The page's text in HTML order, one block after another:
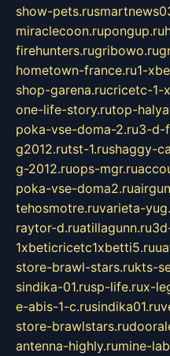
show-pets.ru
miraclecoon.rupongup.ru
firehunters.rugribowo.ru
hometown-france.ru1-
shop-garena.rucricetc-1-
one-life-story.rutop-
poka-vse-doma-2.ru3-d-
g2012.rutst-1.rushaggy-
g-2012.ruops-mgr.ru
poka-vse-doma2.ru
tehosmotre.ruvarieta-
raytor-d.ruatillagunn.ru
1xbeticricetc1xbetti5.ru
store-brawl-stars.rukts-
sindika-01.rusp-life.rux-
e-abis-1-c.rusindika01.ru
store-brawlstars.ru
antenna-highly.rumine-